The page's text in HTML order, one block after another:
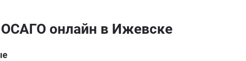
ОСАГО онлайн в Ижевске